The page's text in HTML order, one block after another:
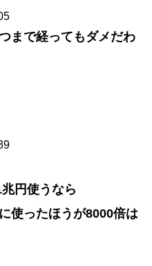
まで経ってもダメだわ
円使うなら
使ったほうが8000倍は